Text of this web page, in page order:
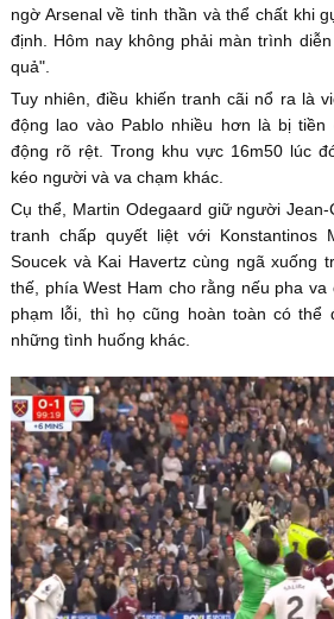
ngờ Arsenal về tinh thần và thể chất khi
định. Hôm nay không phải màn trình
quả".
Tuy nhiên, điều khiến tranh cãi nổ ra là
động lao vào Pablo nhiều hơn là bị tiền
động rõ rệt. Trong khu vực 16m50 lúc
kéo người và va chạm khác.
Cụ thể, Martin Odegaard giữ người Jean-
tranh chấp quyết liệt với Konstantinos
Soucek và Kai Havertz cùng ngã xuống
thế, phía West Ham cho rằng nếu pha va
phạm lỗi, thì họ cũng hoàn toàn có
những tình huống khác.